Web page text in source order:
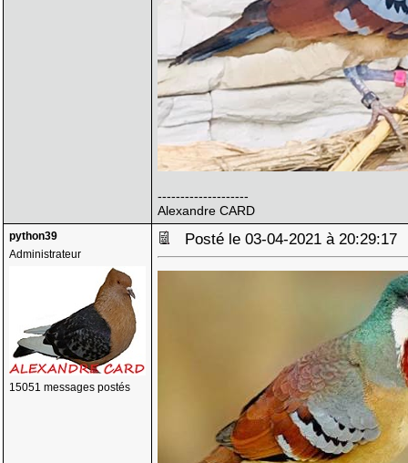
--------------------
Alexandre CARD
python39
Administrateur
15051 messages postés
Posté le 03-04-2021 à